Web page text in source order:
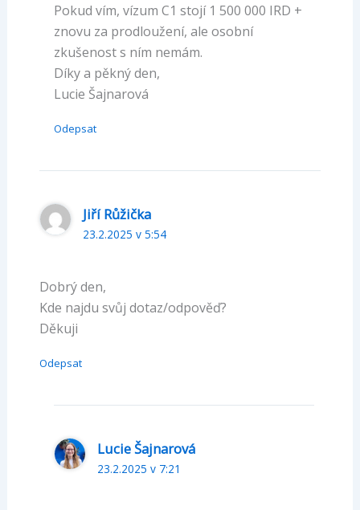
Pokud vím, vízum C1 stojí 1 500 000 IRD +
znovu za prodloužení, ale osobní
zkušenost s ním nemám.
Díky a pěkný den,
Lucie Šajnarová
Odepsat
Jiří Růžička
23.2.2025 v 5:54
Dobrý den,
Kde najdu svůj dotaz/odpověď?
Děkuji
Odepsat
Lucie Šajnarová
23.2.2025 v 7:21